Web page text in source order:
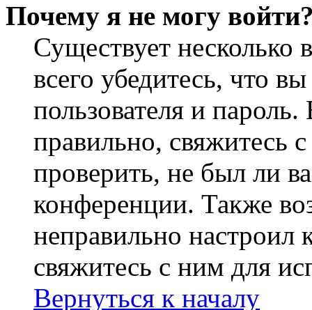
Почему я не могу
Существует
всего убедитесь, что
пользователя и
правильно, свяжитесь
проверить, не был ли
конференции. Также
неправильно
свяжитесь с ним для
Вернуться к началу